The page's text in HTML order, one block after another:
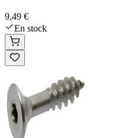
9,49 €
En stock